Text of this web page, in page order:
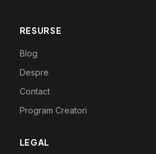
RESURSE
Blog
Despre
Contact
Program Creatori
LEGAL